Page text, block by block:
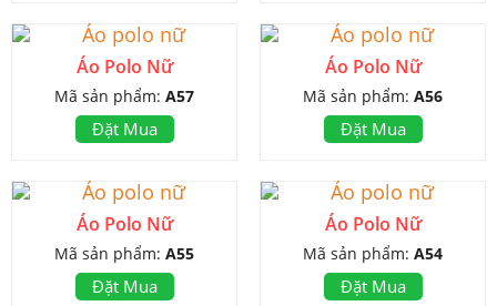
Áo Polo Nữ
Mã sản phẩm: A57
Đặt Mua
Áo Polo Nữ
Mã sản phẩm: A56
Đặt Mua
Áo Polo Nữ
Mã sản phẩm: A55
Đặt Mua
Áo Polo Nữ
Mã sản phẩm: A54
Đặt Mua